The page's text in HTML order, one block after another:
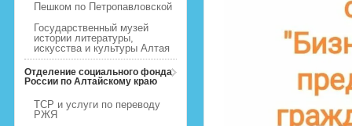
Пешком по Петропавловской
Государственный музей
истории литературы,
искусства и культуры Алтая
Отделение социального фонда
России по Алтайскому краю
ТСР и услуги по переводу
РЖЯ